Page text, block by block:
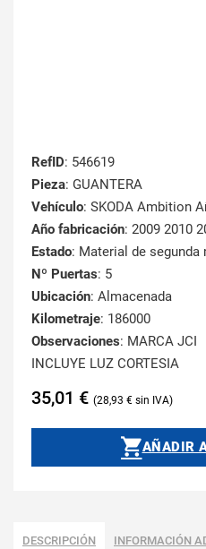
RefID: 546619
Pieza: GUANTERA
Vehículo: SKODA Ambition
Año fabricación: 2009 2010
Estado: Material de segunda
Nº Puertas: 5
Ubicación: Almacenada
Kilometraje: 186000
Observaciones: MARCA JCI
INCLUYE LUZ CORTESIA
35,01 € 28,93 €
AÑADIR
DESCRIPCIÓN INFORMACIÓN